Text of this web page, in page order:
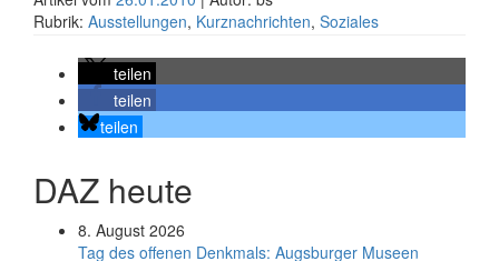
Rubrik: Ausstellungen, Kurznachrichten, Soziales
teilen
teilen
teilen
DAZ heute
8. August 2026
Tag des offenen Denkmals: Augsburger Museen